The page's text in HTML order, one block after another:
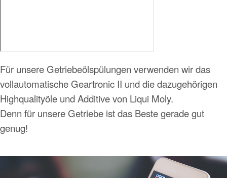
Für unsere Getriebeölspülungen verwenden wir das
vollautomatische Geartronic II und die dazugehörigen
Highqualityöle und Additive von Liqui Moly.
Denn für unsere Getriebe ist das Beste gerade gut
genug!